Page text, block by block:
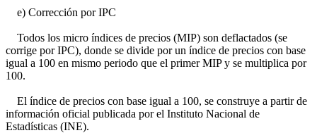
e) Corrección por IPC
Todos los micro índices de precios (MIP) son deflactados (se
corrige por IPC), donde se divide por un índice de precios con base
igual a 100 en mismo periodo que el primer MIP y se multiplica por
100.
El índice de precios con base igual a 100, se construye a partir de
información oficial publicada por el Instituto Nacional de
Estadísticas (INE).